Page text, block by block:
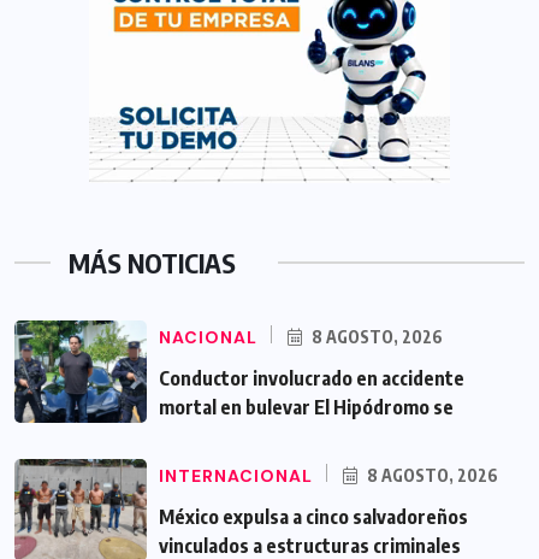
MÁS NOTICIAS
NACIONAL 8 AGOSTO, 2026
Conductor involucrado en accidente
mortal en bulevar El Hipódromo se
INTERNACIONAL 8 AGOSTO, 2026
México expulsa a cinco salvadoreños
vinculados a estructuras criminales